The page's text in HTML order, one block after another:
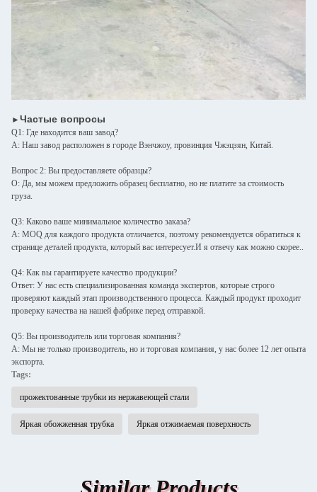
►Частые вопросы
Q1: Где находится ваш завод?
A: Наш завод расположен в городе Вэнчжоу, провинция Чжэцзян, Китай.
Вопрос 2: Вы предоставляете образцы?
О: Да, мы можем предложить образец бесплатно, но не платите за стоимость
груза.
Q3: Каково ваше минимальное количество заказа?
A: MOQ для каждого продукта отличается, поэтому рекомендуется обратиться к
странице деталей продукта, который вас интересует.И я отвечу как можно скорее..
Q4: Как вы гарантируете качество продукции?
Ответ: У нас есть специализированная команда экспертов, которые строго
проверяют каждый этап производственного процесса. Каждый продукт проходит
проверку качества на нашей фабрике перед отправкой.
Q5: Вы производитель или торговая компания?
A: Мы не только производитель, но и торговая компания, у нас более 12 лет опыта
экспорта.
Tags:
прожектованные трубки из нержавеющей стали
Яркая обожженная трубка Яркая отжимаемая поверхность